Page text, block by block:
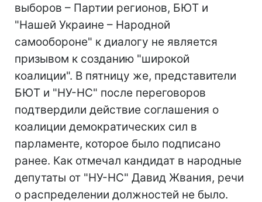
выборов – Партии регионов, БЮТ и
"Нашей Украине – Народной
самообороне" к диалогу не является
призывом к созданию "широкой
коалиции". В пятницу же, представители
БЮТ и "НУ-НС" после переговоров
подтвердили действие соглашения о
коалиции демократических сил в
парламенте, которое было подписано
ранее. Как отмечал кандидат в народные
депутаты от "НУ-НС" Давид Жвания, речи
о распределении должностей не было.